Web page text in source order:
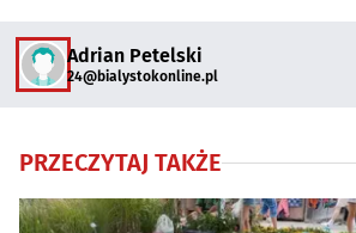
Adrian Petelski
24@bialystokonline.pl
PRZECZYTAJ TAKŻE